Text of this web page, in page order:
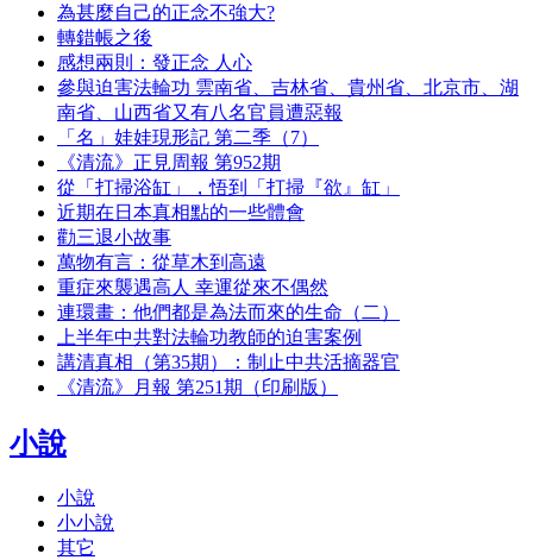
為甚麼自己的正念不強大?
轉錯帳之後
感想兩則：發正念 人心
參與迫害法輪功 雲南省、吉林省、貴州省、北京市、湖
南省、山西省又有八名官員遭惡報
「名」娃娃現形記 第二季（7）
《清流》正見周報 第952期
從「打掃浴缸」，悟到「打掃『欲』缸」
近期在日本真相點的一些體會
勸三退小故事
萬物有言：從草木到高遠
重症來襲遇高人 幸運從來不偶然
連環畫：他們都是為法而來的生命（二）
上半年中共對法輪功教師的迫害案例
講清真相（第35期）：制止中共活摘器官
《清流》月報 第251期（印刷版）
小說
小說
小小說
其它